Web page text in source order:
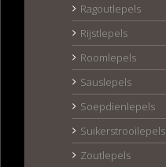
Ragoutlepels
Rijstlepels
Roomlepels
Sauslepels
Soepdienlepels
Suikerstrooilepels
Zoutlepels